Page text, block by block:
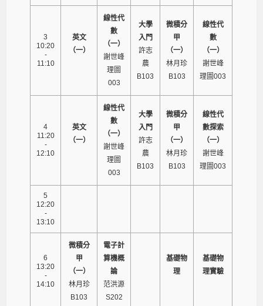
3
10:20
-
11:10
英文
（一）
線性代
數
（一）
謝世峰
理圖
003
大學
入門
許志
農
B103
微積分
甲
（一）
林月珍
B103
線性代
數
（一）
謝世峰
理圖003
4
11:20
-
12:10
英文
（一）
線性代
數
（一）
謝世峰
理圖
003
大學
入門
許志
農
B103
微積分
甲
（一）
林月珍
B103
線性代
數探索
（一）
謝世峰
理圖003
5
12:20
-
13:10
6
13:20
-
14:10
微積分
甲
（一）
林月珍
B103
電子計
算機概
論
范洪源
S202
基礎物
理
基礎物
理實驗